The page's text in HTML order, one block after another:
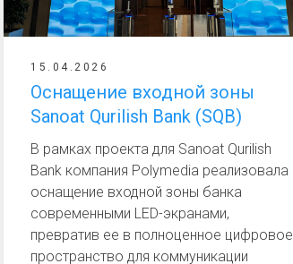
15.04.2026
Оснащение входной зоны
Sanoat Qurilish Bank (SQB)
В рамках проекта для Sanoat Qurilish
Bank компания Polymedia реализовала
оснащение входной зоны банка
современными LED-экранами,
превратив ее в полноценное цифровое
пространство для коммуникации